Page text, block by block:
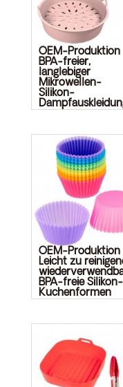
OEM-Produktion
BPA-freier,
langlebiger
Mikrowellen-
Silikon-
OEM-Produktion
Leicht zu
BPA-freie Silikon-
Kuchenformen